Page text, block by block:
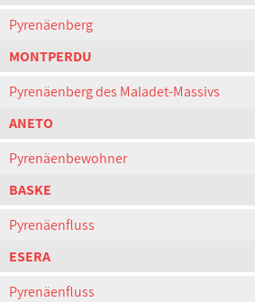
Pyrenäenberg
MONTPERDU
Pyrenäenberg des Maladet-Massivs
ANETO
Pyrenäenbewohner
BASKE
Pyrenäenfluss
ESERA
Pyrenäenfluss